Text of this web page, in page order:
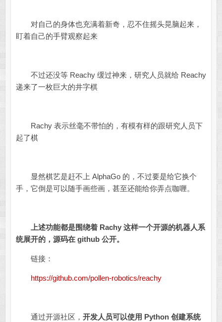
对自己的身体也充满着新奇，忍不住摇头晃脑起来，
盯着自己的手臂观察起来
不过还没等 Reachy 缓过神来，研究人员就给 Reachy
递来了一枚巨大的井字棋
Rachy 表示丝毫不带怕的，有模有样的跟研究人员下
起了棋
显然棋艺是赶不上 AlphaGo 的，不过要是给它换个
手，它倒是可以随手画些画，甚至还能给你弄点咖喱。
上述功能都是围绕着 Rachy 这样一个开源的机器人系
统展开的，源码在 github 公开。
链接：
https://github.com/pollen-robotics/reachy
通过开源社区， 开发人员可以使用 Python 创建系统